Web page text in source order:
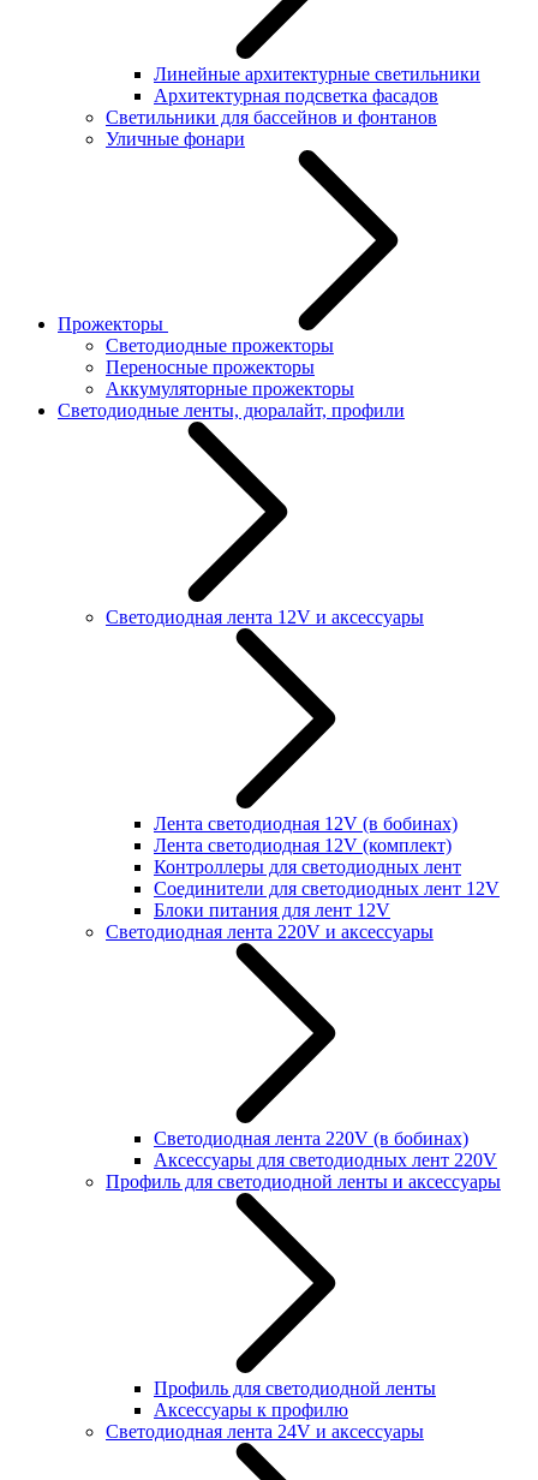
Линейные архитектурные светильники
Архитектурная подсветка фасадов
Светильники для бассейнов и фонтанов
Уличные фонари
Прожекторы
Светодиодные прожекторы
Переносные прожекторы
Аккумуляторные прожекторы
Светодиодные ленты, дюралайт, профили
Светодиодная лента 12V и аксессуары
Лента светодиодная 12V (в бобинах)
Лента светодиодная 12V (комплект)
Контроллеры для светодиодных лент
Соединители для светодиодных лент 12V
Блоки питания для лент 12V
Светодиодная лента 220V и аксессуары
Светодиодная лента 220V (в бобинах)
Аксессуары для светодиодных лент 220V
Профиль для светодиодной ленты и аксессуары
Профиль для светодиодной ленты
Аксессуары к профилю
Светодиодная лента 24V и аксессуары